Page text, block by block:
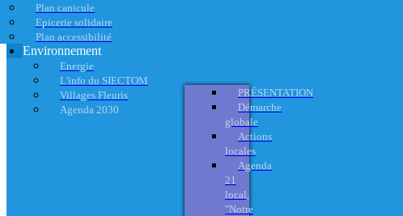
Plan canicule
Epicerie solidaire
Plan accessibilité
Environnement
Energie
L'info du SIECTOM
Villages Fleuris
Agenda 2030
PRÉSENTATION
Démarche
globale
Actions
locales
Agenda
21
local,
"Notre